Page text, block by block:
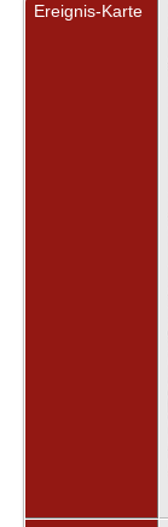
Ereignis-Karte